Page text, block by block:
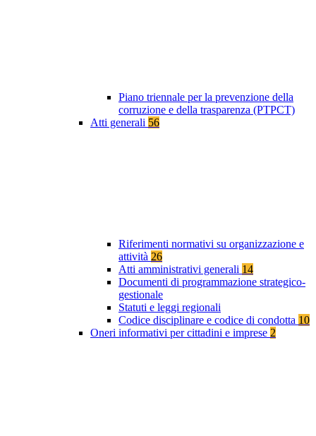
Piano triennale per la prevenzione della
corruzione e della trasparenza (PTPCT)
Atti generali 56
Riferimenti normativi su organizzazione e
attività 26
Atti amministrativi generali 14
Documenti di programmazione strategico-
gestionale
Statuti e leggi regionali
Codice disciplinare e codice di condotta 10
Oneri informativi per cittadini e imprese 2